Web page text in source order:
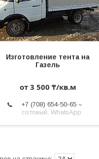
Изготовление тента на
Газель
от 3 500 ₸/кв.м
+7 (708) 654-50-65
сотовый, WhatsApp